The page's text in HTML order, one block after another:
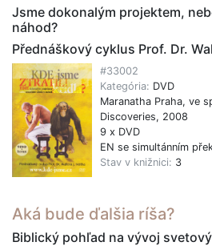
Jsme dokonalým projektem,
náhod?
Přednáškový cyklus Prof. Dr.
#33002
Kategória: DVD
Maranatha Praha, ve
Discoveries, 2008
9 x DVD
EN se simultánním
Stav v knižnici: 3
Aká bude ďalšia ríša?
Biblický pohľad na vývoj